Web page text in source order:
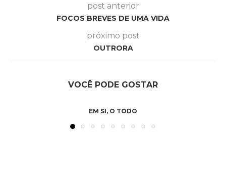
post anterior
FOCOS BREVES DE UMA VIDA
próximo post
OUTRORA
VOCÊ PODE GOSTAR
EM SI, O TODO